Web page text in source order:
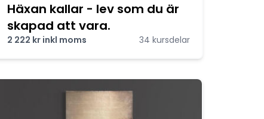
Häxan kallar - lev som du är
skapad att vara.
2 222 kr inkl moms 34 kursdelar